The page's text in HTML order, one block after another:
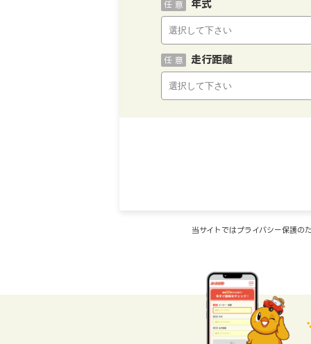
年式
任 意
走行距離
任 意
当サイトではプライバシー保護の